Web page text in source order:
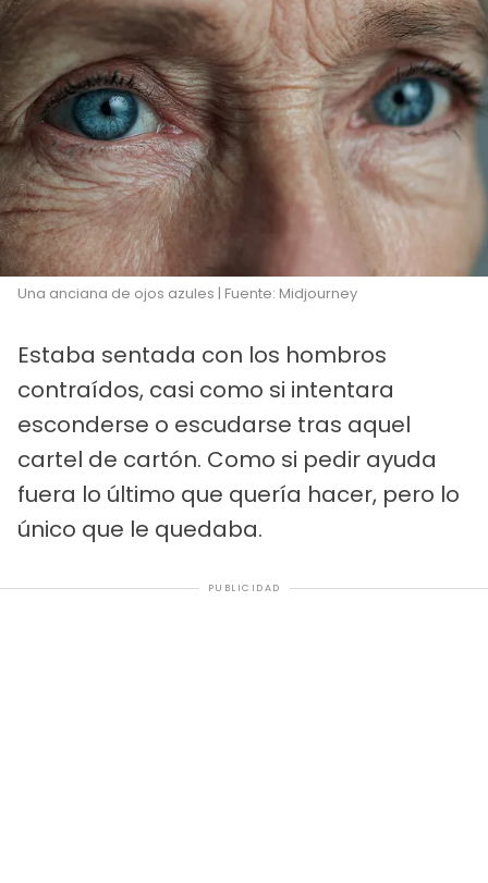
Una anciana de ojos azules | Fuente: Midjourney
Estaba sentada con los hombros
contraídos, casi como si intentara
esconderse o escudarse tras aquel
cartel de cartón. Como si pedir ayuda
fuera lo último que quería hacer, pero lo
único que le quedaba.
PUBLICIDAD